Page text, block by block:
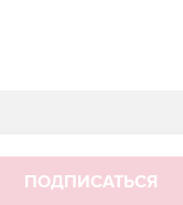
ПОДПИСАТЬСЯ